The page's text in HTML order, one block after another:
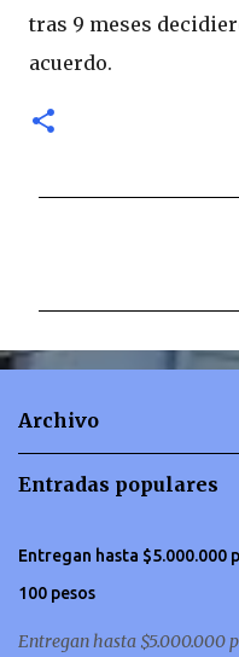
tras 9 meses
acuerdo.
n
Archivo
Entradas populares
Entregan hasta $5.000.000
100 pesos
Entregan hasta $5.000.000